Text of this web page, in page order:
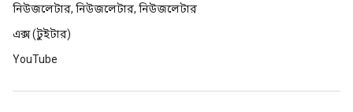
নিউজলেটার, নিউজলেটার, নিউজলেটার
এক্স (টুইটার)
YouTube